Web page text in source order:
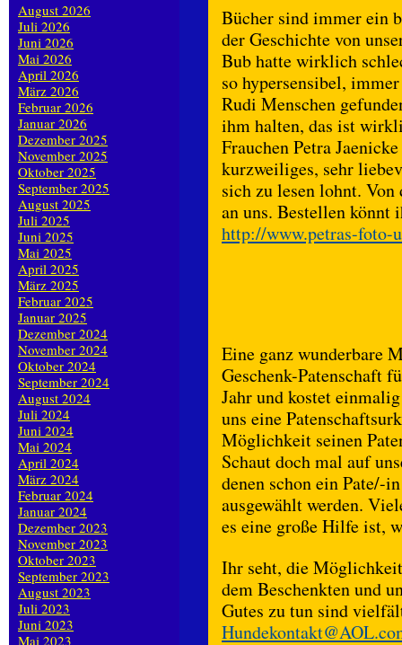
Bücher sind immer ein
der Geschichte von
Bub hatte wirklich
so hypersensibel,
Rudi Menschen
ihm halten, das ist
Frauchen Petra
kurzweiliges, sehr
sich zu lesen lohnt.
an uns. Bestellen könnt
http://www.petras-foto-
Eine ganz wunderbare
Geschenk-Patenschaft
Jahr und kostet
uns eine
Möglichkeit seinen
Schaut doch mal auf
denen schon ein Pate/-
ausgewählt werden.
es eine große Hilfe ist,
Ihr seht, die
dem Beschenkten und
Gutes zu tun sind
August 2026
Juli 2026
Juni 2026
Mai 2026
April 2026
März 2026
Februar 2026
Januar 2026
Dezember 2025
November 2025
Oktober 2025
September 2025
August 2025
Juli 2025
Juni 2025
Mai 2025
April 2025
März 2025
Februar 2025
Januar 2025
Dezember 2024
November 2024
Oktober 2024
September 2024
August 2024
Juli 2024
Juni 2024
Mai 2024
April 2024
März 2024
Februar 2024
Januar 2024
Dezember 2023
November 2023
Oktober 2023
September 2023
August 2023
Juli 2023
Juni 2023
Mai 2023